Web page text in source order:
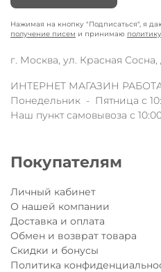
предыдущих моделей
высокотехнологичным
светодиодной подсветки на
время катания на самокате или
стильная экипировка Micro
обязательно отметят юные
Шлем продается в красивой
Вес: S (250-300 гр.), M (305-355 гр.)
Технические характеристики:
регулируемые застёжки
размеры: XS (очень
инновационный
встроенная светодиодная
Нажимая на кнопку "Подписаться", я
получение писем и принимаю
г. Москва, ул. Красная Сосна,
ИНТЕРНЕТ МАГАЗИН
Понедельник - Пятница с
Наш пункт самовывоза с
Покупателям
Личный кабинет
О нашей компании
Доставка и оплата
Обмен и возврат товара
Скидки и бонусы
Политика